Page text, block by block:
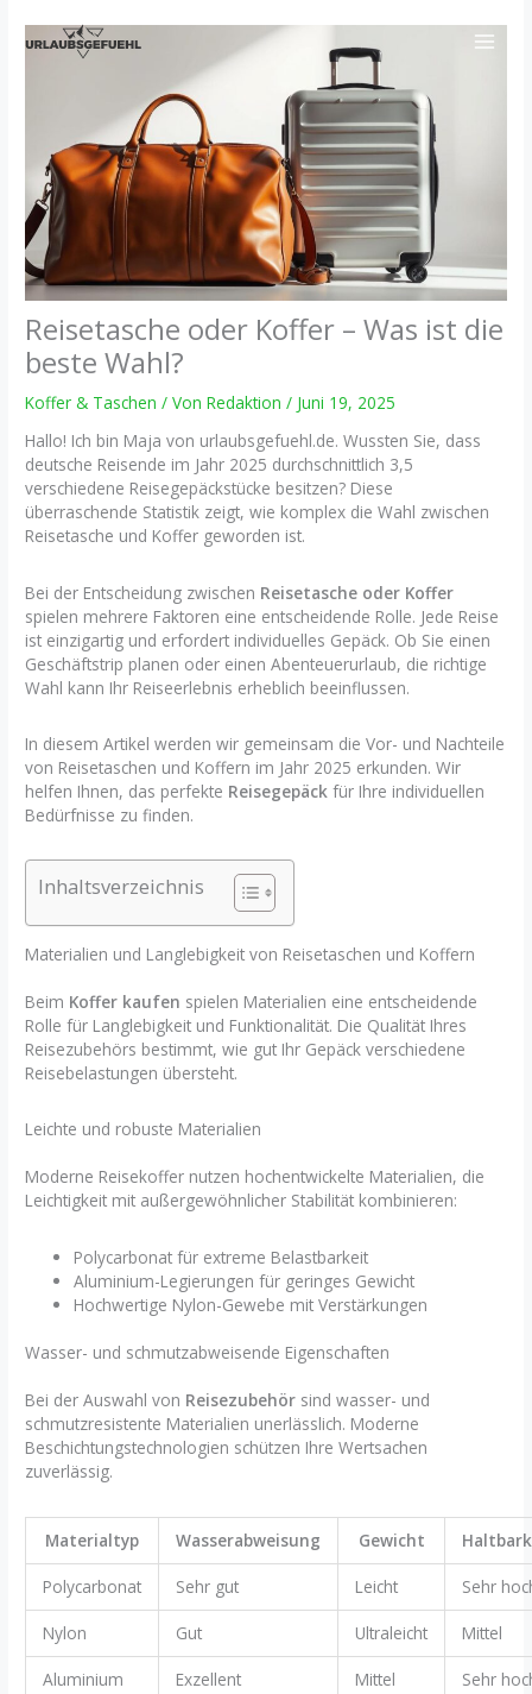
Reisetasche oder Koffer – Was ist die
beste Wahl?
Koffer & Taschen / VonRedaktion/ Juni 19, 2025
Hallo! Ich bin Maja von urlaubsgefuehl.de. Wussten Sie, dass
deutsche Reisende im Jahr 2025 durchschnittlich 3,5
verschiedene Reisegepäckstücke besitzen? Diese
überraschende Statistik zeigt, wie komplex die Wahl zwischen
Reisetasche und Koffer geworden ist.
Bei der Entscheidung zwischen Reisetasche oder Koffer
spielen mehrere Faktoren eine entscheidende Rolle. Jede Reise
ist einzigartig und erfordert individuelles Gepäck. Ob Sie einen
Geschäftstrip planen oder einen Abenteuerurlaub, die richtige
Wahl kann Ihr Reiseerlebnis erheblich beeinflussen.
In diesem Artikel werden wir gemeinsam die Vor- und Nachteile
von Reisetaschen und Koffern im Jahr 2025 erkunden. Wir
helfen Ihnen, das perfekte Reisegepäck für Ihre individuellen
Bedürfnisse zu finden.
Inhaltsverzeichnis
Materialien und Langlebigkeit von Reisetaschen und Koffern
Beim Koffer kaufen spielen Materialien eine entscheidende
Rolle für Langlebigkeit und Funktionalität. Die Qualität Ihres
Reisezubehörs bestimmt, wie gut Ihr Gepäck verschiedene
Reisebelastungen übersteht.
Leichte und robuste Materialien
Moderne Reisekoffer nutzen hochentwickelte Materialien, die
Leichtigkeit mit außergewöhnlicher Stabilität kombinieren:
Polycarbonat für extreme Belastbarkeit
Aluminium-Legierungen für geringes Gewicht
Hochwertige Nylon-Gewebe mit Verstärkungen
Wasser- und schmutzabweisende Eigenschaften
Bei der Auswahl von Reisezubehör sind wasser- und
schmutzresistente Materialien unerlässlich. Moderne
Beschichtungstechnologien schützen Ihre Wertsachen
zuverlässig.
Materialtyp Wasserabweisung Gewicht
Polycarbonat Sehr gut Leicht Sehr
Nylon Gut Ultraleicht Mittel
Aluminium Exzellent Mittel Sehr